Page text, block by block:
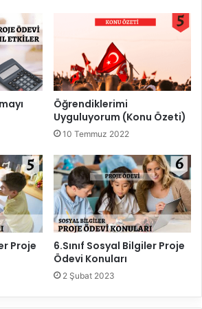
Öğrendiklerimi
Uyguluyorum (Konu Özeti)
10 Temmuz 2022
Proje
6.Sınıf Sosyal Bilgiler Proje
Ödevi Konuları
2 Şubat 2023